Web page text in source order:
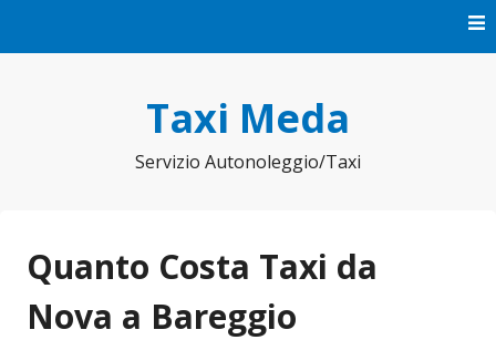
Taxi Meda
Servizio Autonoleggio/Taxi
Quanto Costa Taxi da
Nova a Bareggio